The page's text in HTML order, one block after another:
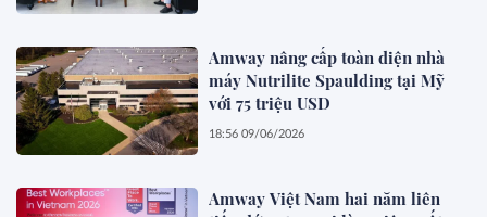
Amway nâng cấp toàn diện nhà
máy Nutrilite Spaulding tại Mỹ
với 75 triệu USD
18:56 09/06/2026
Amway Việt Nam hai năm liên